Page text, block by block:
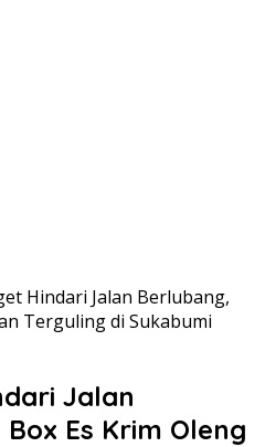
Hindari Jalan Berlubang,
Terguling di Sukabumi
Jalan
Es Krim Oleng